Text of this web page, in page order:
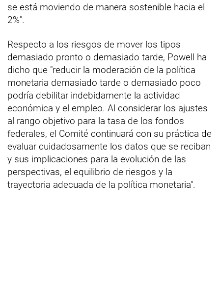
se está moviendo de manera sostenible hacia el
2%".
Respecto a los riesgos de mover los tipos
demasiado pronto o demasiado tarde, Powell ha
dicho que "reducir la moderación de la política
monetaria demasiado tarde o demasiado poco
podría debilitar indebidamente la actividad
económica y el empleo. Al considerar los ajustes
al rango objetivo para la tasa de los fondos
federales, el Comité continuará con su práctica de
evaluar cuidadosamente los datos que se reciban
y sus implicaciones para la evolución de las
perspectivas, el equilibrio de riesgos y la
trayectoria adecuada de la política monetaria".